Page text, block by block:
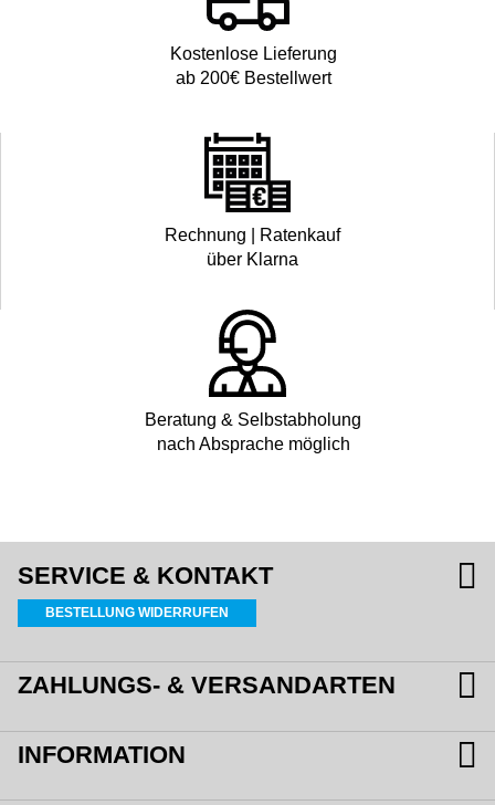
Kostenlose Lieferung
ab 200€ Bestellwert
Rechnung | Ratenkauf
über Klarna
Beratung & Selbstabholung
nach Absprache möglich
SERVICE & KONTAKT
BESTELLUNG WIDERRUFEN
ZAHLUNGS- & VERSANDARTEN
INFORMATION